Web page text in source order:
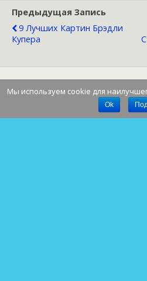
Предыдущая Запись
9 Лучших Картин Брэдли
Купера
Мы используем cookie для
Ok